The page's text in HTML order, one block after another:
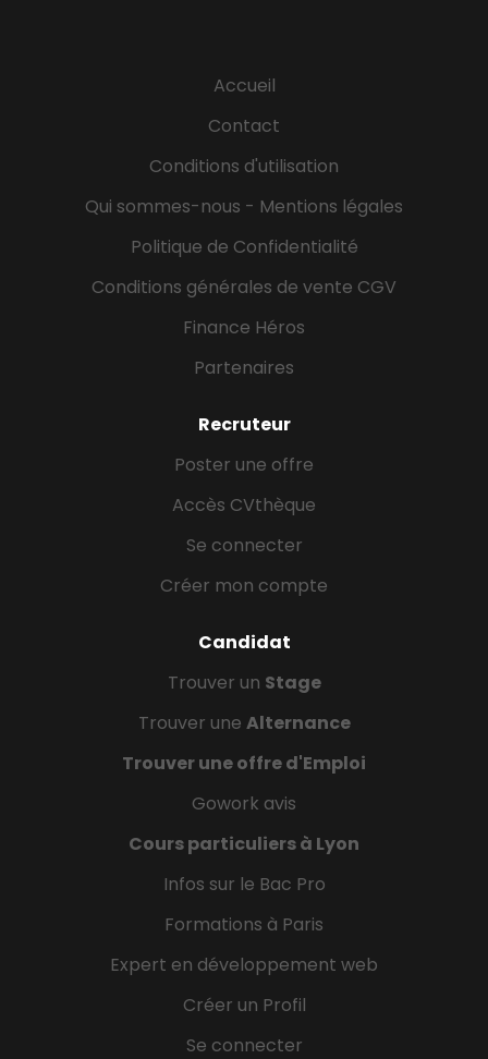
Accueil
Contact
Conditions d'utilisation
Qui sommes-nous - Mentions légales
Politique de Confidentialité
Conditions générales de vente CGV
Finance Héros
Partenaires
Recruteur
Poster une offre
Accès CVthèque
Se connecter
Créer mon compte
Candidat
Trouver un Stage
Trouver une Alternance
Trouver une offre d'Emploi
Gowork avis
Cours particuliers à Lyon
Infos sur le Bac Pro
Formations à Paris
Expert en développement web
Créer un Profil
Se connecter